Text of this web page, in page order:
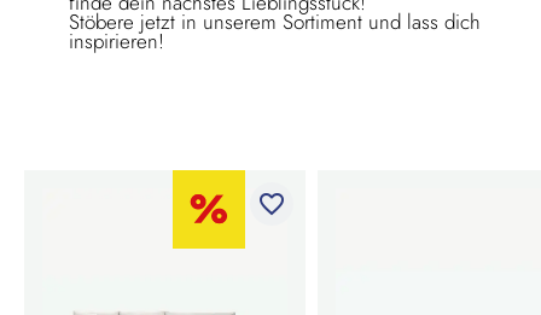
Stöbere jetzt in unserem Sortiment und lass dich
inspirieren!
favorite_border